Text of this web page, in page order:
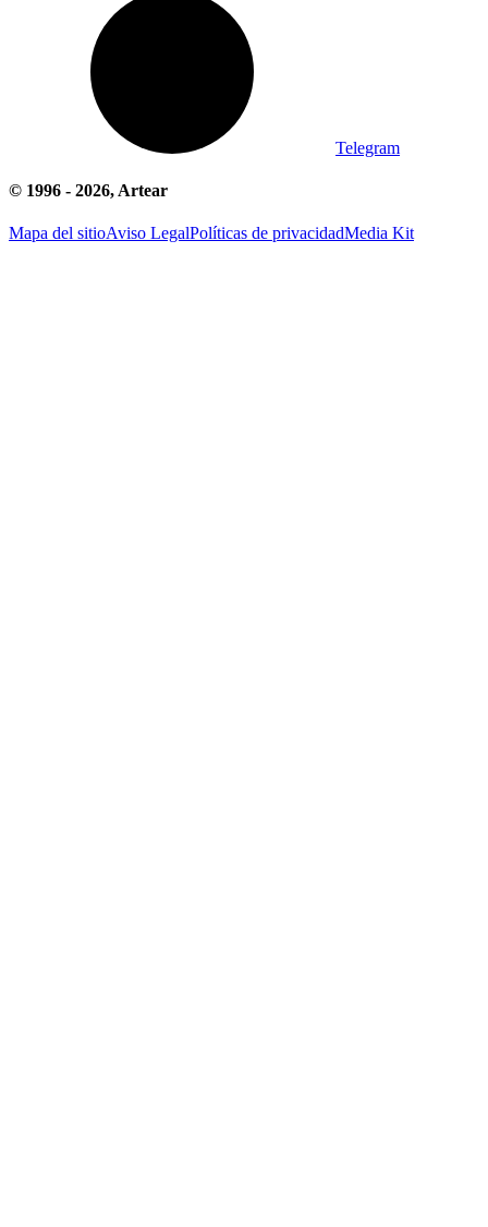
Telegram
© 1996 - 2026, Artear
Mapa del sitioAviso LegalPolíticas de privacidadMedia Kit